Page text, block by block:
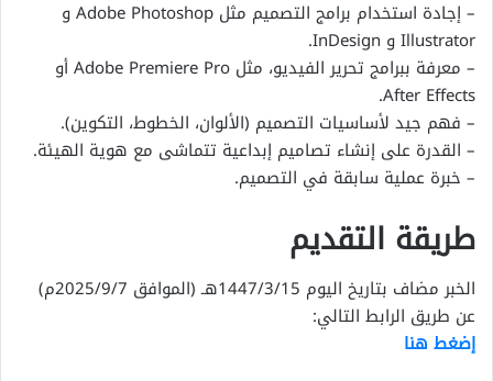
– إجادة استخدام برامج التصميم مثل Adobe Photoshop و
Illustrator و InDesign.
– معرفة ببرامج تحرير الفيديو، مثل Adobe Premiere Pro أو
After Effects.
– فهم جيد لأساسيات التصميم (الألوان، الخطوط، التكوين).
– القدرة على إنشاء تصاميم إبداعية تتماشى مع هوية الهيئة.
– خبرة عملية سابقة في التصميم.
طريقة التقديم
الخبر مضاف بتاريخ اليوم 1447/3/15هـ (الموافق 2025/9/7م)
عن طريق الرابط التالي:
إضغط هنا